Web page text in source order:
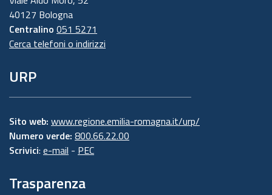
40127 Bologna
Centralino 051 5271
Cerca telefoni o indirizzi
URP
Sito web: www.regione.emilia-romagna.it/urp/
Numero verde: 800.66.22.00
Scrivici: e-mail - PEC
Trasparenza